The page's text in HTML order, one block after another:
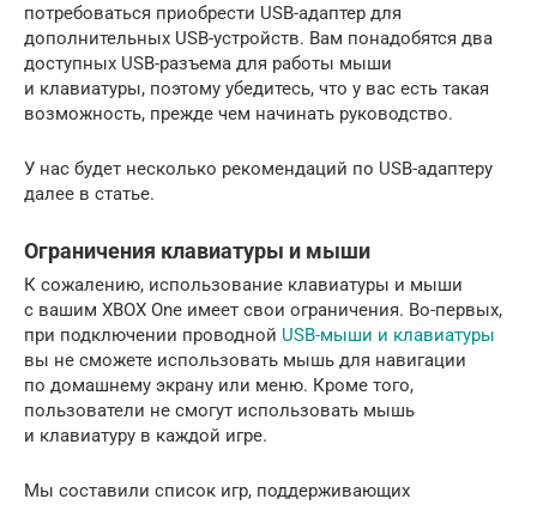
потребоваться приобрести USB-адаптер для
дополнительных USB-устройств. Вам понадобятся два
доступных USB-разъема для работы мыши
и клавиатуры, поэтому убедитесь, что у вас есть такая
возможность, прежде чем начинать руководство.
У нас будет несколько рекомендаций по USB-адаптеру
далее в статье.
Ограничения клавиатуры и мыши
К сожалению, использование клавиатуры и мыши
с вашим XBOX One имеет свои ограничения. Во-первых,
при подключении проводной USB-мыши и клавиатуры
вы не сможете использовать мышь для навигации
по домашнему экрану или меню. Кроме того,
пользователи не смогут использовать мышь
и клавиатуру в каждой игре.
Мы составили список игр, поддерживающих